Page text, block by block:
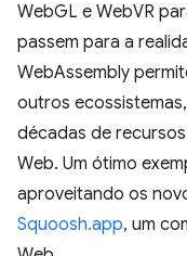
WebGL e WebVR
passem para a
WebAssembly
outros
décadas de
Web. Um ótimo
aproveitando os
Squoosh.app, um